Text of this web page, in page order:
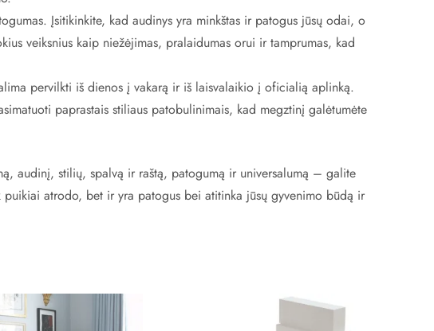
Įsitikinkite, kad audinys yra minkštas ir patogus jūsų odai, o
veiksnius kaip niežėjimas, pralaidumas orui ir tamprumas, kad
pervilkti iš dienos į vakarą ir iš laisvalaikio į oficialią aplinką.
paprastais stiliaus patobulinimais, kad megztinį galėtumėte
audinį, stilių, spalvą ir raštą, patogumą ir universalumą – galite
atrodo, bet ir yra patogus bei atitinka jūsų gyvenimo būdą ir